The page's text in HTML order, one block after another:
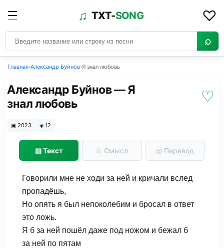
♫ TXT-SONG ♡
⌕
Главная›Александр Буйнов›Я знал любовь
Александр Буйнов — Я
знал любовь
♡
▣ 2023 ◈12
▤Текст ♧ Смысл ◎ Перевод
Говорили мне не ходи за ней и кричали вслед
пропадёшь,
Но опять я был непоколебим и бросал в ответ
это ложь.
Я б за ней пошёл даже под ножом и бежал б
за ней по пятам